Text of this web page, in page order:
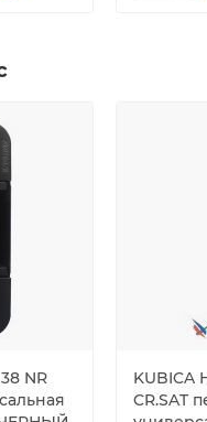
NR
KUBICA
CR.SAT